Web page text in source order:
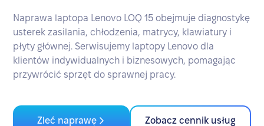
Naprawa laptopa Lenovo LOQ 15 obejmuje diagnostykę
usterek zasilania, chłodzenia, matrycy, klawiatury i
płyty głównej. Serwisujemy laptopy Lenovo dla
klientów indywidualnych i biznesowych, pomagając
przywrócić sprzęt do sprawnej pracy.
Zleć naprawę Zobacz cennik usług